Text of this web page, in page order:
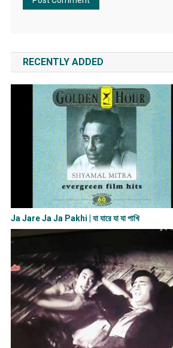
RECENTLY ADDED
Ja Jare Ja Ja Pakhi | যা যারে যা যা পাখি